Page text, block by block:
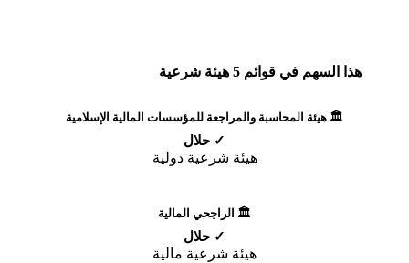
هذا السهم في قوائم 5 هيئة شرعية
🏛️ هيئة المحاسبة والمراجعة للمؤسسات المالية الإسلامية
✓ حلال
هيئة شرعية دولية
🏛️ الراجحي المالية
✓ حلال
هيئة شرعية مالية